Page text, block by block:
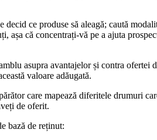
decid ce produse să aleagă; caută
așa că concentrați-vă pe a ajuta
asupra avantajelor și contra
valoare adăugată.
care mapează diferitele drumuri
de oferit.
bază de reținut: